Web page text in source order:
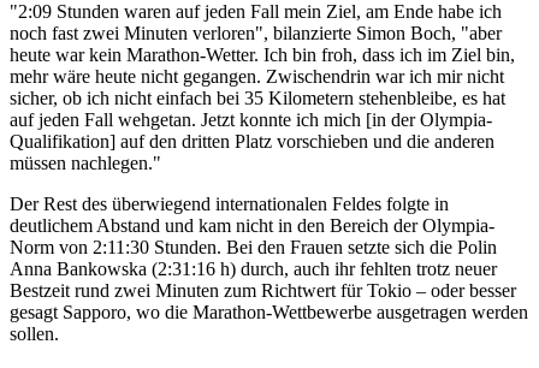
"2:09 Stunden waren auf jeden Fall mein Ziel, am Ende habe ich
noch fast zwei Minuten verloren", bilanzierte Simon Boch, "aber
heute war kein Marathon-Wetter. Ich bin froh, dass ich im Ziel bin,
mehr wäre heute nicht gegangen. Zwischendrin war ich mir nicht
sicher, ob ich nicht einfach bei 35 Kilometern stehenbleibe, es hat
auf jeden Fall wehgetan. Jetzt konnte ich mich [in der Olympia-
Qualifikation] auf den dritten Platz vorschieben und die anderen
müssen nachlegen."
Der Rest des überwiegend internationalen Feldes folgte in
deutlichem Abstand und kam nicht in den Bereich der Olympia-
Norm von 2:11:30 Stunden. Bei den Frauen setzte sich die Polin
Anna Bankowska (2:31:16 h) durch, auch ihr fehlten trotz neuer
Bestzeit rund zwei Minuten zum Richtwert für Tokio – oder besser
gesagt Sapporo, wo die Marathon-Wettbewerbe ausgetragen werden
sollen.